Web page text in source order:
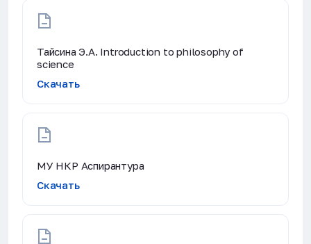
Тайсина Э.А. Introduction to philosophy of
science
Скачать
МУ НКР Аспирантура
Скачать